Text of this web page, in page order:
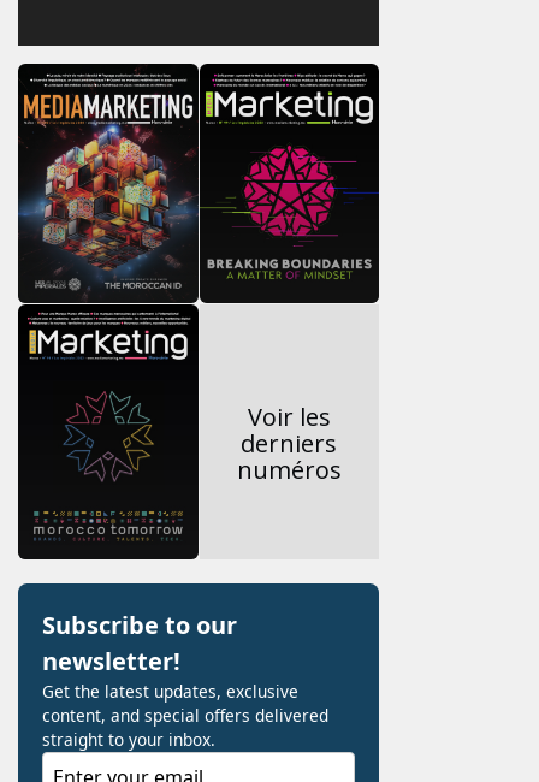
Voir les
derniers
numéros